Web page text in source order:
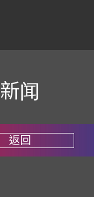
新闻
返回